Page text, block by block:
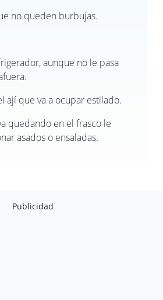
no queden burbujas.
aunque no le pasa
ají que va a ocupar estilado.
quedando en el frasco le
asados o ensaladas.
Publicidad